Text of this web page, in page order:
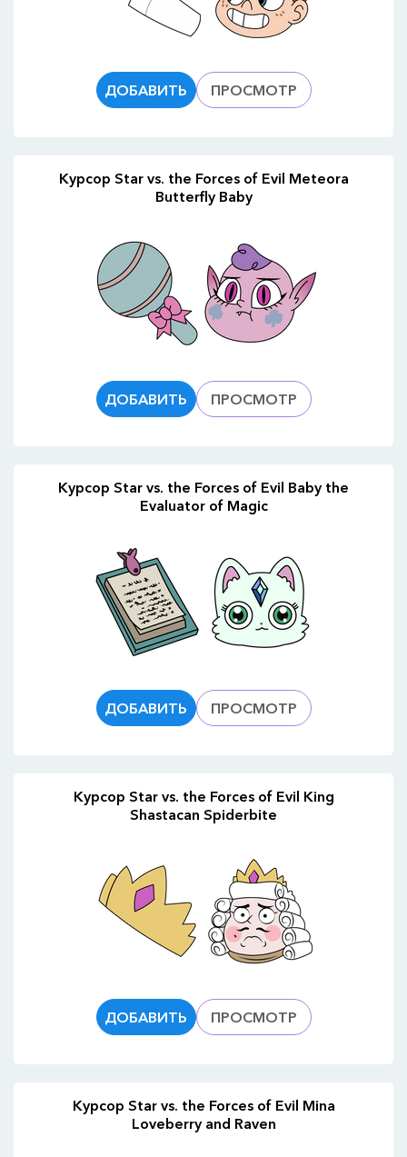
ДОБАВИТЬ ПРОСМОТР
Курсор Star vs. the Forces of Evil Meteora
Butterfly Baby
ДОБАВИТЬ ПРОСМОТР
Курсор Star vs. the Forces of Evil Baby the
Evaluator of Magic
ДОБАВИТЬ ПРОСМОТР
Курсор Star vs. the Forces of Evil King
Shastacan Spiderbite
ДОБАВИТЬ ПРОСМОТР
Курсор Star vs. the Forces of Evil Mina
Loveberry and Raven